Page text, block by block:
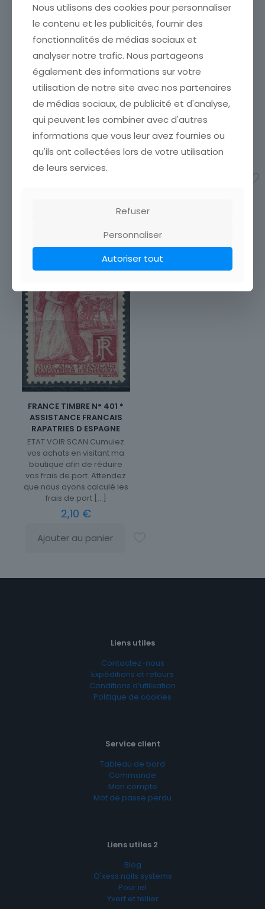
Année d'émission
1900 à 1940
Marque postale
Oblitéré
Timbres Thématique
FRANCE TIMBRE NEUF N°
306 * JACQUES CALLOT
ETAT VOIR SCAN Cumulez
vos achats en visitant ma
boutique afin de réduire
vos frais de port. Attendez
que nous ayons calculé les
frais de port[…]
4,50€
FRANCE TIMBRE N° 433 *
TYPE IRIS
ETAT VOIR SCAN Cumulez
vos achats en visitant ma
boutique afin de réduire
vos frais de port. Attendez
frais de port[…]
1,00€
FRANCE TIMBRE N° 401 *
ASSISTANCE FRANCAIS
RAPATRIES D ESPAGNE
ETAT VOIR SCAN Cumulez
vos achats en visitant ma
boutique afin de réduire
vos frais de port. Attendez
que nous ayons calculé les
frais de port[…]
2,10 €
Ajouter au panier
Liens utiles
Contactez-nous
Expéditions et retours
Conditions d’utilisation
Politique de cookies
Service client
Tableau de bord
Commande
Mon compte
Mot de passe perdu
Liens utiles 2
Blog
O'xess nails systems
Pour iel
Yvert et tellier
Nous utilisons des cookies pour personnaliser
le contenu et les publicités, fournir des
fonctionnalités de médias sociaux et
analyser notre trafic. Nous partageons
également des informations sur votre
utilisation de notre site avec nos partenaires
de médias sociaux, de publicité et d'analyse,
qui peuvent les combiner avec d'autres
informations que vous leur avez fournies ou
qu'ils ont collectées lors de votre utilisation
de leurs services.
Refuser
Personnaliser
Autoriser tout